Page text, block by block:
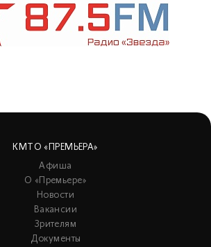
КМТО «ПРЕМЬЕРА»
Афиша
О «Премьере»
Новости
Вакансии
Зрителям
Документы